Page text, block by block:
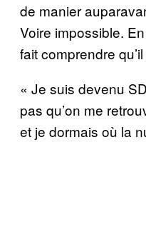
de manier
Voire impossible.
fait comprendre
« Je suis devenu
pas qu’on me
et je dormais où la